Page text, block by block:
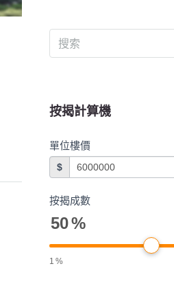
按揭計算機
單位樓價
$
按揭成數
50%
1 %